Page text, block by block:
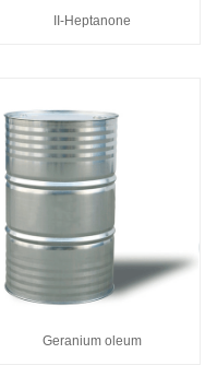
II-Heptanone
Geranium oleum